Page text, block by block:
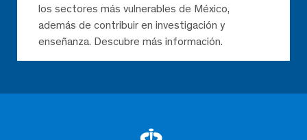
los sectores más vulnerables de México,
además de contribuir en investigación y
enseñanza. Descubre más información.